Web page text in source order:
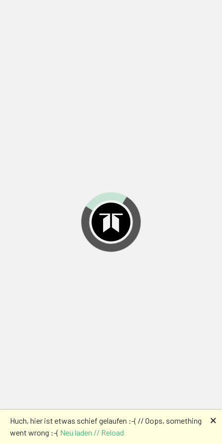
Huch, hier ist etwas schief gelaufen :-( // Oops, something
went wrong :-( Neu laden // Reload
🗙